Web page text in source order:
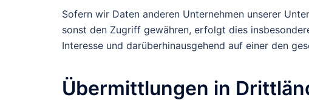
Sofern wir Daten anderen Unternehmen unserer
sonst den Zugriff gewähren, erfolgt dies
Interesse und darüberhinausgehend auf einer den
Übermittlungen in